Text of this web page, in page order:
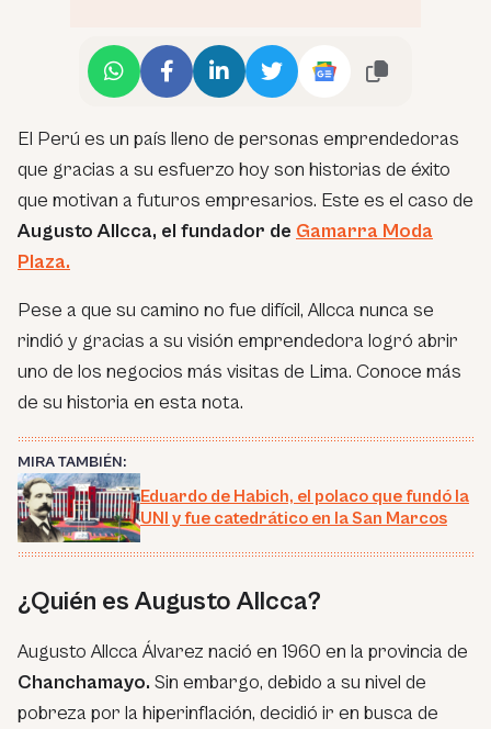
El Perú es un país lleno de personas emprendedoras
que gracias a su esfuerzo hoy son historias de éxito
que motivan a futuros empresarios. Este es el caso de
Augusto Allcca, el fundador de Gamarra Moda
Plaza.
Pese a que su camino no fue difícil, Allcca nunca se
rindió y gracias a su visión emprendedora logró abrir
uno de los negocios más visitas de Lima. Conoce más
de su historia en esta nota.
MIRA TAMBIÉN:
Eduardo de Habich, el polaco que fundó la
UNI y fue catedrático en la San Marcos
¿Quién es Augusto Allcca?
Augusto Allcca Álvarez nació en 1960 en la provincia de
Chanchamayo. Sin embargo, debido a su nivel de
pobreza por la hiperinflación, decidió ir en busca de